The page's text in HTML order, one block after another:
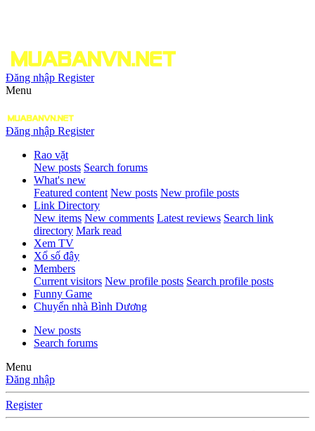
Đăng nhập Register
Menu
Đăng nhập Register
Rao vặt
New posts Search forums
What's new
Featured content New posts New profile posts
Link Directory
New items New comments Latest reviews Search link
directory Mark read
Xem TV
Xổ số đây
Members
Current visitors New profile posts Search profile posts
Funny Game
Chuyển nhà Bình Dương
New posts
Search forums
Menu
Đăng nhập
Register